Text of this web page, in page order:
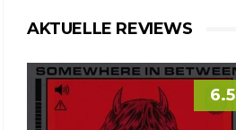
AKTUELLE REVIEWS
6.5